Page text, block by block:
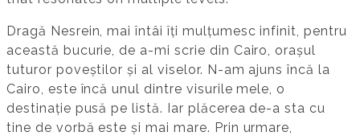
Dragă Nesrein, mai întâi îți mulțumesc infinit, pentru
această bucurie, de a-mi scrie din Cairo, orașul
tuturor poveștilor și al viselor. N-am ajuns încă la
Cairo, este încă unul dintre visurile mele, o
destinație pusă pe listă. Iar plăcerea de-a sta cu
tine de vorbă este și mai mare. Prin urmare,